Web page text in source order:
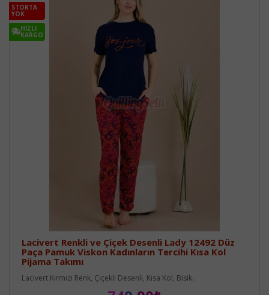
STOKTA
YOK
HIZLI
KARGO
Lacivert Renkli ve Çiçek Desenli Lady 12492 Düz
Paça Pamuk Viskon Kadınların Tercihi Kısa Kol
Pijama Takımı
Lacivert Kırmızı Renk, Çiçekli Desenli, Kısa Kol, Bisik..